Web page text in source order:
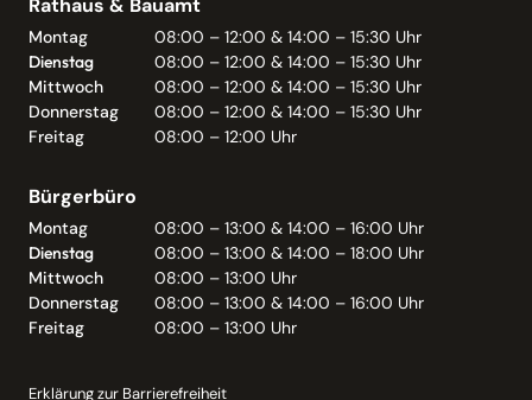
Montag
08:00 – 12:00 & 14:00 – 15:30 Uhr
Dienstag
08:00 – 12:00 & 14:00 – 15:30 Uhr
Mittwoch
08:00 – 12:00 & 14:00 – 15:30 Uhr
Donnerstag
08:00 – 12:00 & 14:00 – 15:30 Uhr
Freitag
08:00 – 12:00 Uhr
Bürgerbüro
Montag
08:00 – 13:00 & 14:00 – 16:00 Uhr
Dienstag
08:00 – 13:00 & 14:00 – 18:00 Uhr
Mittwoch
08:00 – 13:00 Uhr
Donnerstag
08:00 – 13:00 & 14:00 – 16:00 Uhr
Freitag
08:00 – 13:00 Uhr
Erklärung zur Barrierefreiheit